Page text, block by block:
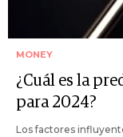
MONEY
¿Cuál es la
para 2024?
Los factores